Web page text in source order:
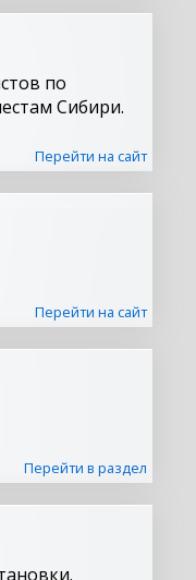
по
Сибири.
Перейти на сайт
Перейти на сайт
Перейти в раздел